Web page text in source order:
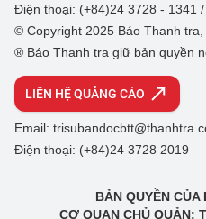
Điện thoại: (+84)24 3728 - 1341
© Copyright 2025 Báo Thanh tra,
® Báo Thanh tra giữ bản quyền
LIÊN HỆ QUẢNG CÁO
Email:
Điện thoại: (+84)24 3728 2019
BẢN QUYỀN
CƠ QUAN CHỦ QUẢN: